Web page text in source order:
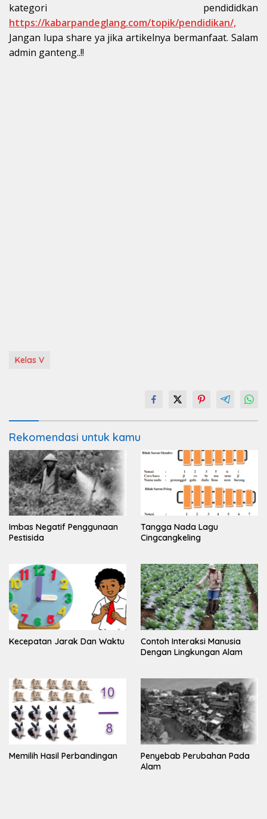
kategori pendididkan
https://kabarpandeglang.com/topik/pendidikan/,
Jangan lupa share ya jika artikelnya bermanfaat. Salam
admin ganteng..!!
Kelas V
Rekomendasi untuk kamu
Imbas Negatif Penggunaan
Pestisida
Tangga Nada Lagu
Cingcangkeling
Kecepatan Jarak Dan Waktu
Contoh Interaksi Manusia
Dengan Lingkungan Alam
Memilih Hasil Perbandingan
Penyebab Perubahan Pada
Alam